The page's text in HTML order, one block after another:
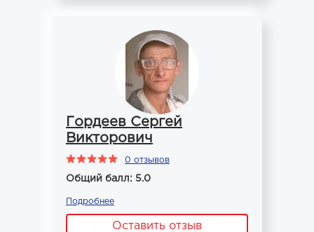
Гордеев Сергей
Викторович
0 отзывов
Общий балл: 5.0
Подробнее
Оставить отзыв